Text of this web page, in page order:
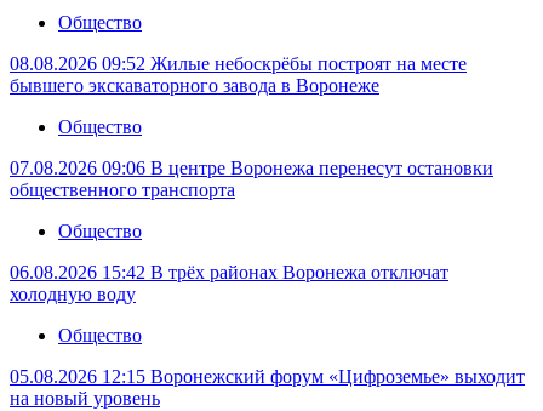
Общество
08.08.2026 09:52 Жилые небоскрёбы построят на месте
бывшего экскаваторного завода в Воронеже
Общество
07.08.2026 09:06 В центре Воронежа перенесут остановки
общественного транспорта
Общество
06.08.2026 15:42 В трёх районах Воронежа отключат
холодную воду
Общество
05.08.2026 12:15 Воронежский форум «Цифроземье» выходит
на новый уровень